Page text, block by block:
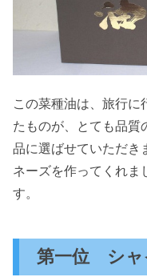
この菜種油は、旅行に
たものが、とても品質
品に選ばせていただき
ネーズを作ってくれま
す。
第一位 シャ